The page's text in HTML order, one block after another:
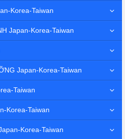
Korea-Taiwan
Japan-Korea-Taiwan
Japan-Korea-Taiwan
Taiwan
Korea-Taiwan
Korea-Taiwan